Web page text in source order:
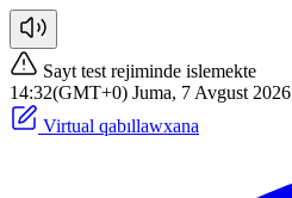
Sayt test rejiminde islemekte
14:32(GMT+0) Juma, 7 Avgust 2026
Virtual qabıllawxana